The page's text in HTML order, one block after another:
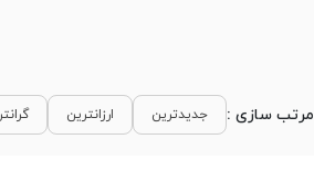
مرتب سازی : جدیدترین ارزانترین